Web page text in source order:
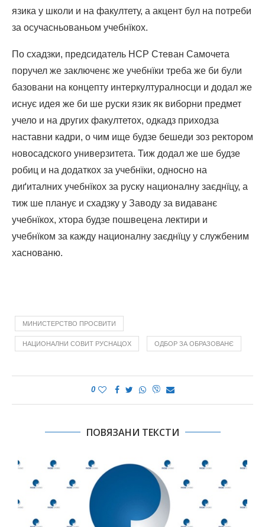
язика у школи и на факултету, а акцент бул на потреби
за осучасньованьом учебнїкох.
По схадзки, предсидатель НСР Стеван Самочета
поручел же заключенє же учебнїки треба же би були
базовани на концепту интеркултуралносци и додал же
иснує идея же би ше руски язик як виборни предмет
учело и на других факултетох, одкадз приходза
наставни кадри, о чим ище будзе бешеди зоз ректором
новосадского универзитета. Тиж додал же ше будзе
робиц и на додаткох за учебнїки, односно на
диґиталних учебнїкох за руску националну заєднїцу, а
тиж ше планує и схадзку у Заводу за видаванє
учебнїкох, хтора будзе пошвецена лектири и
учебнїком за кажду националну заєднїцу у службеним
хаснованю.
МИНИСТЕРСТВО ПРОСВИТИ
НАЦИОНАЛНИ СОВИТ РУСНАЦОХ ОДБОР ЗА ОБРАЗОВАНЄ
0
ПОВЯЗАНИ ТЕКСТИ